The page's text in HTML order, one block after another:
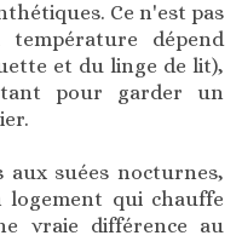
Ce n'est pas
dépend
et du linge de lit),
pour garder un
aux suées nocturnes,
logement qui chauffe
vraie différence au